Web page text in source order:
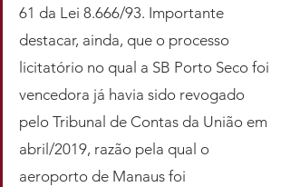
61 da Lei 8.666/93. Importante
destacar, ainda, que o processo
licitatório no qual a SB Porto Seco foi
vencedora já havia sido revogado
pelo Tribunal de Contas da União em
abril/2019, razão pela qual o
aeroporto de Manaus foi